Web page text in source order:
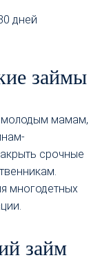
дней
займы
молодым мамам,
срочные
многодетных
займ